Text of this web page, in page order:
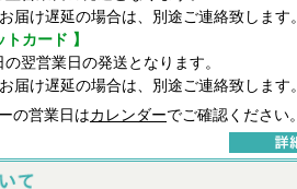
届け遅延の場合は、別途ご連絡致します。
トカード 】
翌営業日の発送となります。
届け遅延の場合は、別途ご連絡致します。
の営業日はカレンダーでご確認ください。